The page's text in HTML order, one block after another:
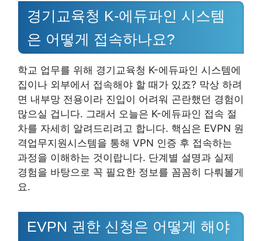
경기교육청 K-에듀파인 시스템
은 어떻게 접속하나요?
학교 업무를 위해 경기교육청 K-에듀파인 시스템에
집이나 외부에서 접속해야 할 때가 있죠? 막상 하려
면 내부망 전용이라 진입이 어려워 곤란했던 경험이
많으실 겁니다. 그래서 오늘은 K-에듀파인 접속 절
차를 자세히 알려드리려고 합니다. 핵심은 EVPN 원
격업무지원시스템을 통해 VPN 인증 후 접속하는
과정을 이해하는 것이랍니다. 단계별 설명과 실제
경험을 바탕으로 꼭 필요한 정보를 꼼꼼히 다뤄볼게
요.
EVPN 권한 신청은 어떻게 해야